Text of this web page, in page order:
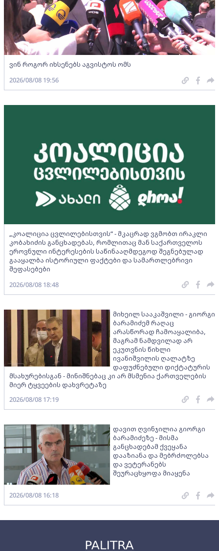
ვინ როგორ იხსენებს აგვისტოს ომს
2026/08/08 19:56
„კოალიცია ცვლილებისთვის“ - მკაცრად ვგმობთ ირაკლი
კობახიძის განცხადებას, რომლითაც მან საქართველოს
ეროვნული ინტერესების საწინააღმდეგოდ შეგნებულად
გააყალბა ისტორიული ფაქტები და სამართლებრივი
შეფასებები
2026/08/08 18:48
მიხეილ სააკაშვილი - გიორგი
ბარამიძემ რაღაც
არასწორად ჩამოაყალიბა,
მაგრამ ნამდვილად არ
ეკუთვნის წიხლი
ივანიშვილის ღალატზე
დაფუძნებული დიქტატურის
მსახურებისგან - მინიშნებაც კი არ მსმენია ქართველების
მიერ ტყვეების დახვრეტაზე
2026/08/08 17:19
დავით ღვინჯილია გიორგი
ბარამიძეზე - მისმა
განცხადებამ ქვეყანა
დააზიანა და მებრძოლებსა
და ვეტერანებს
შეურაცხყოფა მიაყენა
2026/08/08 16:18